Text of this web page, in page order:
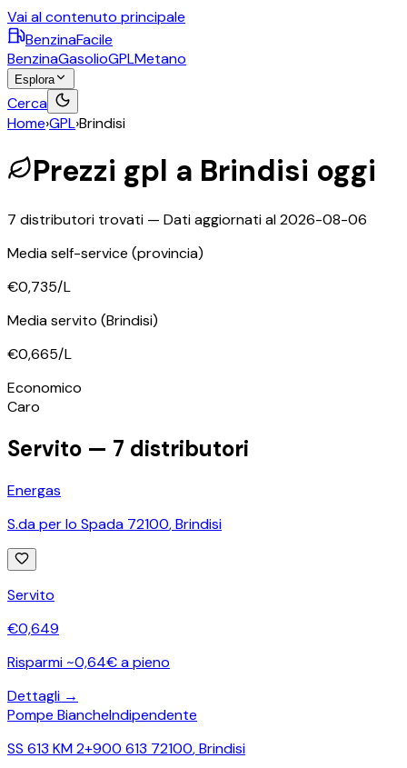
Vai al contenuto principale
BenzinaFacile
BenzinaGasolioGPLMetano
Esplora
Cerca
Home›GPL›Brindisi
Prezzi gpl a Brindisi oggi
7 distributori trovati — Dati aggiornati al2026-08-06
Media self-service (provincia)
€0,735/L
Media servito (Brindisi)
€0,665/L
Economico
Caro
Servito — 7 distributori
Energas
S.da per lo Spada 72100,Brindisi
Servito
€0,649
Risparmi ~0,64€ a pieno
Dettagli →
Pompe BiancheIndipendente
SS 613 KM 2+900 613 72100,Brindisi